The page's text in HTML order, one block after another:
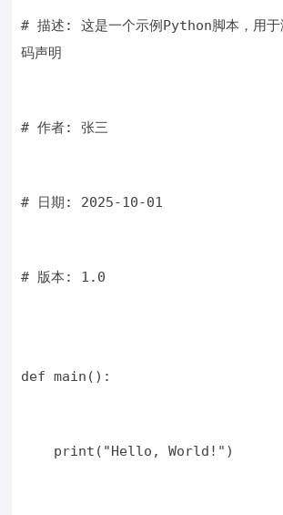
# 描述: 这是一个示例Python脚本，用于
码声明
# 作者: 张三
# 日期: 2025-10-01
# 版本: 1.0
def main():
    print("Hello, World!")